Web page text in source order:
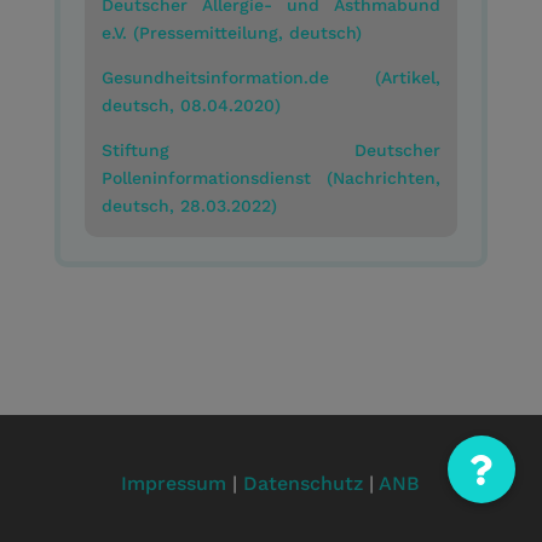
Deutscher Allergie- und Asthmabund
e.V. (Pressemitteilung, deutsch)
Gesundheitsinformation.de (Artikel,
deutsch, 08.04.2020)
Stiftung Deutscher
Polleninformationsdienst (Nachrichten,
deutsch, 28.03.2022)
Impressum | Datenschutz |ANB